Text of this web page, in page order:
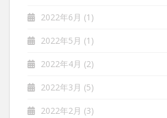
2022年6月 (1)
2022年5月 (1)
2022年4月 (2)
2022年3月 (5)
2022年2月 (3)